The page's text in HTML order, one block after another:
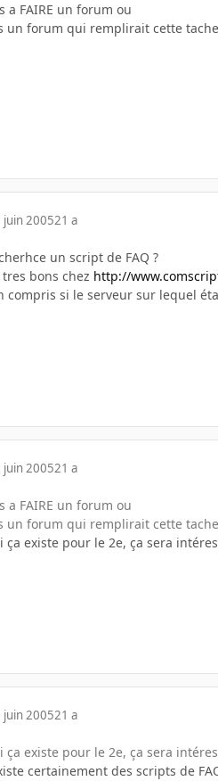
a FAIRE un forum ou
un forum qui remplirait cette
juin 200521 a
un script de FAQ ?
bons chez http://
compris si le serveur sur lequel
juin 200521 a
a FAIRE un forum ou
un forum qui remplirait cette
ça existe pour le 2e, ça sera
juin 200521 a
ça existe pour le 2e, ça sera
certainement des scripts de